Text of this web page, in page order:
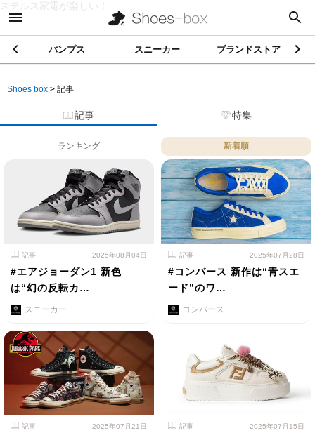
ステルス家電が楽しい！
パンプス スニーカー ブランドストア
Shoes box > 記事
記事 特集
ランキング 新着順
記事 2025年08月04日
#エアジョーダン1 新色
は“幻の反転カ…
スニーカー
記事 2025年07月28日
#コンバース 新作は“青スエ
ード”のワ…
コンバース
記事 2025年07月21日 記事 2025年07月15日